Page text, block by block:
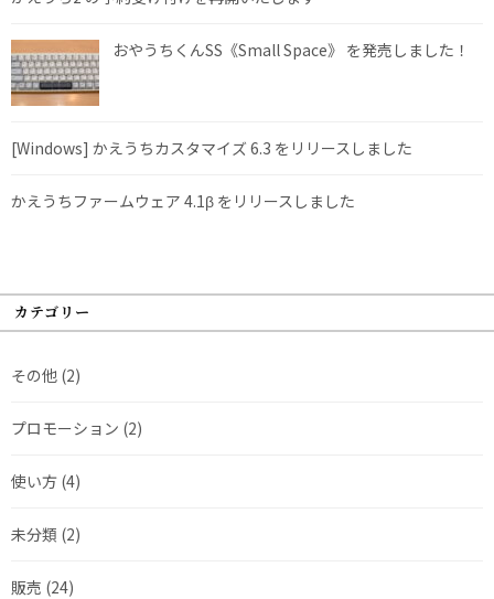
おやうちくんSS《Small Space》 を発売しました！
[Windows] かえうちカスタマイズ 6.3 をリリースしました
かえうちファームウェア 4.1β をリリースしました
カテゴリー
その他 (2)
プロモーション (2)
使い方 (4)
未分類 (2)
販売 (24)